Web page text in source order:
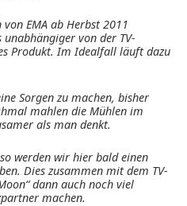
EMA ab Herbst 2011
von der TV-
Produkt. Im Idealfall läuft dazu
Sorgen zu machen, bisher
mahlen die Mühlen im
als man denkt.
werden wir hier bald einen
Dies zusammen mit dem TV-
dann auch noch viel
machen.